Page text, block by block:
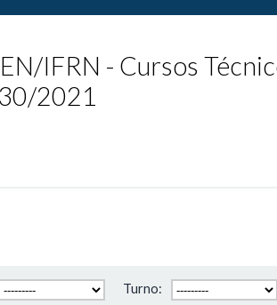
IFRN - Cursos
2021
Turno: